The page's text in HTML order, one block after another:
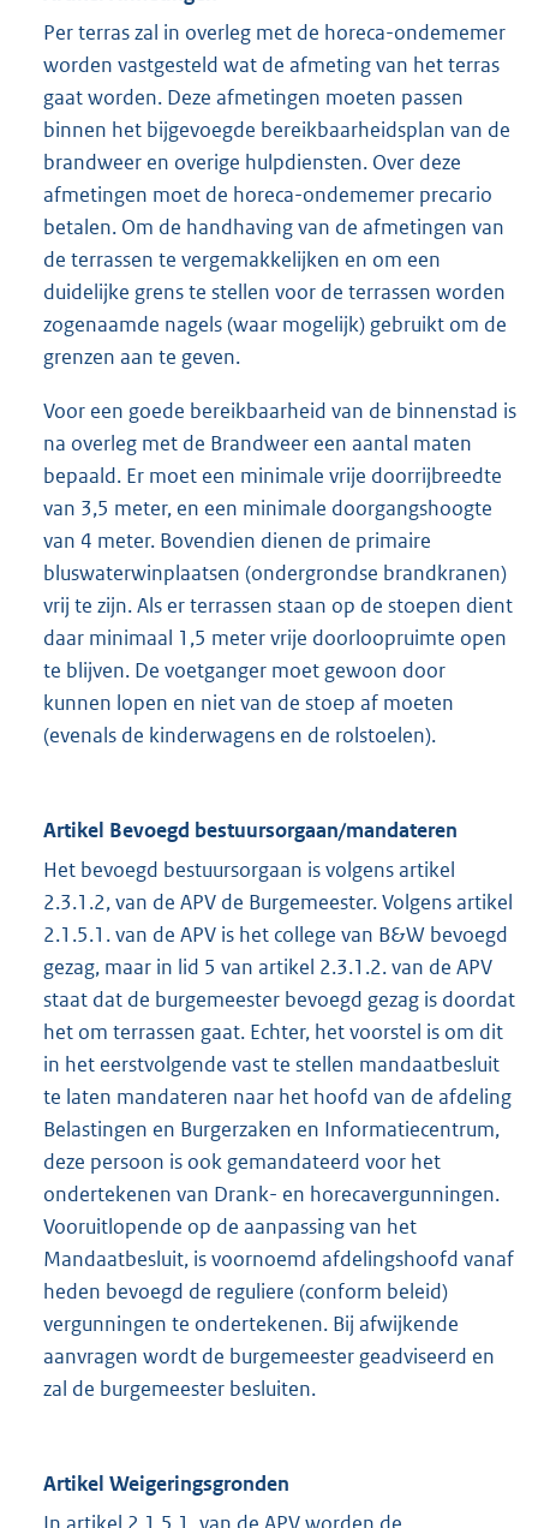
Per terras zal in overleg met de horeca-ondememer
worden vastgesteld wat de afmeting van het terras
gaat worden. Deze afmetingen moeten passen
binnen het bijgevoegde bereikbaarheidsplan van de
brandweer en overige hulpdiensten. Over deze
afmetingen moet de horeca-ondememer precario
betalen. Om de handhaving van de afmetingen van
de terrassen te vergemakkelijken en om een
duidelijke grens te stellen voor de terrassen worden
zogenaamde nagels (waar mogelijk) gebruikt om de
grenzen aan te geven.
Voor een goede bereikbaarheid van de binnenstad is
na overleg met de Brandweer een aantal maten
bepaald. Er moet een minimale vrije doorrijbreedte
van 3,5 meter, en een minimale doorgangshoogte
van 4 meter. Bovendien dienen de primaire
bluswaterwinplaatsen (ondergrondse brandkranen)
vrij te zijn. Als er terrassen staan op de stoepen dient
daar minimaal 1,5 meter vrije doorloopruimte open
te blijven. De voetganger moet gewoon door
kunnen lopen en niet van de stoep af moeten
(evenals de kinderwagens en de rolstoelen).
Artikel Bevoegd bestuursorgaan/mandateren
Het bevoegd bestuursorgaan is volgens artikel
2.3.1.2, van de APV de Burgemeester. Volgens artikel
2.1.5.1. van de APV is het college van B&W bevoegd
gezag, maar in lid 5 van artikel 2.3.1.2. van de APV
staat dat de burgemeester bevoegd gezag is doordat
het om terrassen gaat. Echter, het voorstel is om dit
in het eerstvolgende vast te stellen mandaatbesluit
te laten mandateren naar het hoofd van de afdeling
Belastingen en Burgerzaken en Informatiecentrum,
deze persoon is ook gemandateerd voor het
ondertekenen van Drank- en horecavergunningen.
Vooruitlopende op de aanpassing van het
Mandaatbesluit, is voornoemd afdelingshoofd vanaf
heden bevoegd de reguliere (conform beleid)
vergunningen te ondertekenen. Bij afwijkende
aanvragen wordt de burgemeester geadviseerd en
zal de burgemeester besluiten.
Artikel Weigeringsgronden